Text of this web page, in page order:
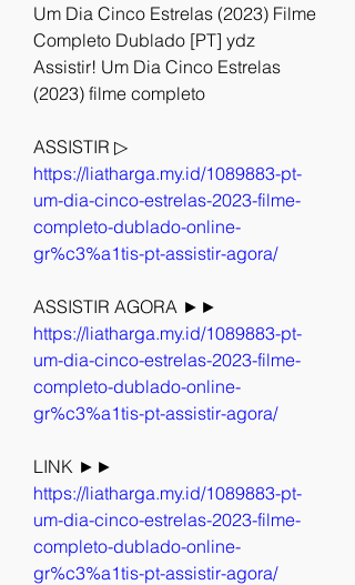
Um Dia Cinco Estrelas (2023) Filme
Completo Dublado [PT] ydz
Assistir! Um Dia Cinco Estrelas
(2023) filme completo
https://liatharga.my.id/1089883-pt-
um-dia-cinco-estrelas-2023-filme-
completo-dublado-online-
gr%c3%a1tis-pt-assistir-agora/
https://liatharga.my.id/1089883-pt-
um-dia-cinco-estrelas-2023-filme-
completo-dublado-online-
gr%c3%a1tis-pt-assistir-agora/
https://liatharga.my.id/1089883-pt-
um-dia-cinco-estrelas-2023-filme-
completo-dublado-online-
gr%c3%a1tis-pt-assistir-agora/